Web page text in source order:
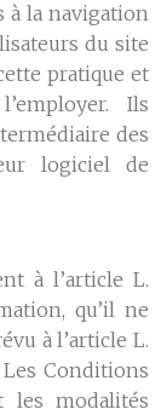
à la navigation
du site
pratique et
Ils
des
logiciel de
à l’article L.
qu’il ne
à l’article L.
Conditions
les modalités